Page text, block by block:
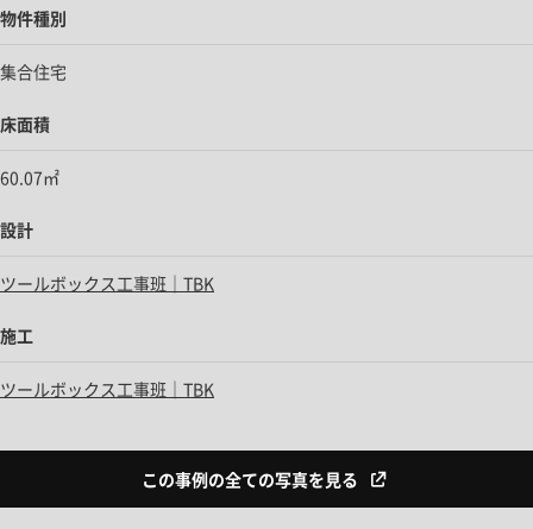
物件種別
集合住宅
床面積
60.07㎡
設計
ツールボックス工事班｜TBK
施工
ツールボックス工事班｜TBK
この事例の全ての写真を見る